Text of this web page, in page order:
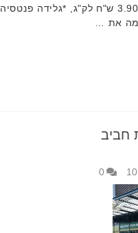
4 ק"ג ב 100 ש"ח, אבטיח/מלון ב 3.90 ש"ח לק"ג, *גלידה פנטסיה
חביב
0